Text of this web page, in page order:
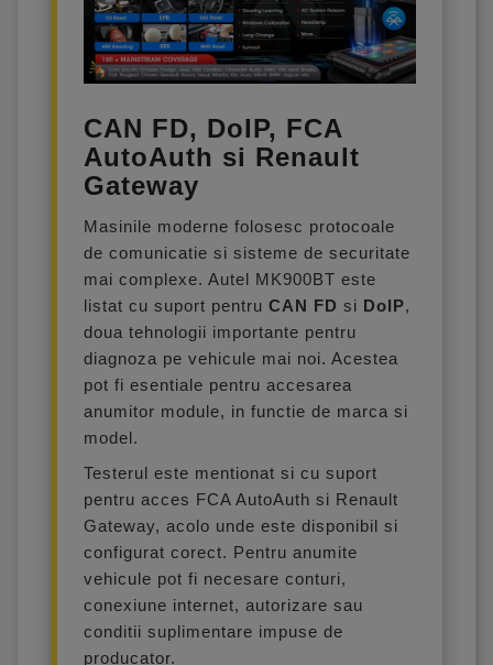
CAN FD, DoIP, FCA
AutoAuth si Renault
Gateway
Masinile moderne folosesc protocoale
de comunicatie si sisteme de securitate
mai complexe. Autel MK900BT este
listat cu suport pentruCAN FD si DoIP,
doua tehnologii importante pentru
diagnoza pe vehicule mai noi. Acestea
pot fi esentiale pentru accesarea
anumitor module, in functie de marca si
model.
Testerul este mentionat si cu suport
pentru acces FCA AutoAuth si Renault
Gateway, acolo unde este disponibil si
configurat corect. Pentru anumite
vehicule pot fi necesare conturi,
conexiune internet, autorizare sau
conditii suplimentare impuse de
producator.